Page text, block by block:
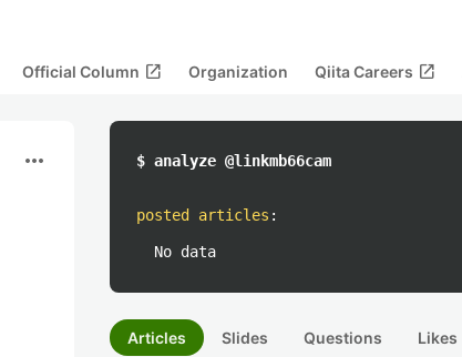
Official Column open_in_new Organization Qiita Careers open_in_new
more_horiz $ analyze @linkmb66cam
posted articles :
No data
Articles Slides Questions Likes